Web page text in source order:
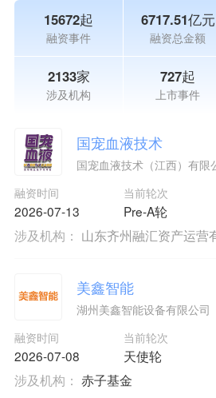
15672起
融资事件
6717.51亿元
融资总金额
2133家
涉及机构
727起
上市事件
国宠血液技术
国宠血液技术（江西）有限
融资时间
2026-07-13
当前轮次
Pre-A轮
涉及机构： 山东齐州融汇资产运营
美鑫智能
湖州美鑫智能设备有限公司
融资时间
2026-07-08
当前轮次
天使轮
涉及机构： 赤子基金